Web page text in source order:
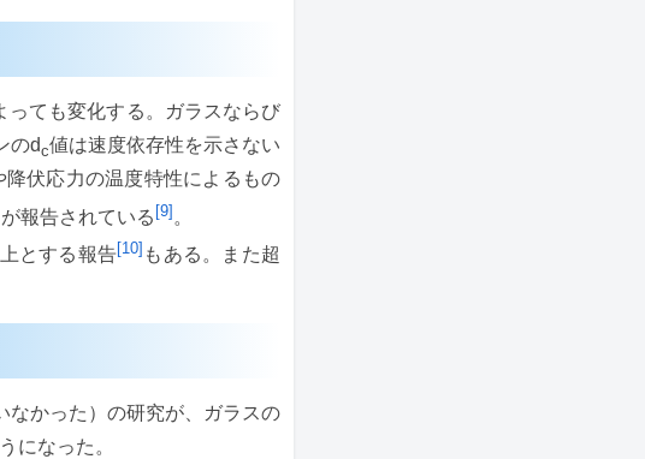
っても変化する。ガラスならび
のdc値は速度依存性を示さない
伏応力の温度特性によるもの
報告されている [9] 。
とする報告[10] もある。また超
かった）の研究が、ガラスの
になった。